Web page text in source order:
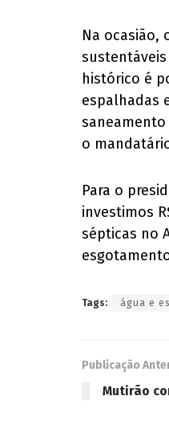
Na ocasião,
histórico é
espalhadas
o
Para o
investimos
sépticas no
Tags: água e
Publicação
Mutirão